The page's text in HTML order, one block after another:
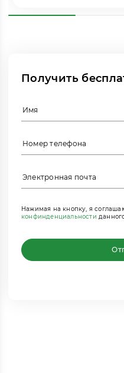
Рейтинг:
Получить
Нажимая на кнопку, я
конфинденциальности